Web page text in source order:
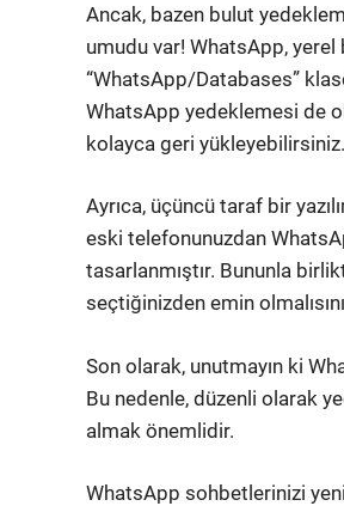
Ancak, bazen bulut
umudu var! WhatsApp,
“WhatsApp/Databases”
WhatsApp yedeklemesi de
kolayca geri yükleyebilirsiniz.
Ayrıca, üçüncü taraf bir
eski telefonunuzdan
tasarlanmıştır. Bununla
seçtiğinizden emin
Son olarak, unutmayın ki
Bu nedenle, düzenli olarak
almak önemlidir.
WhatsApp sohbetlerinizi